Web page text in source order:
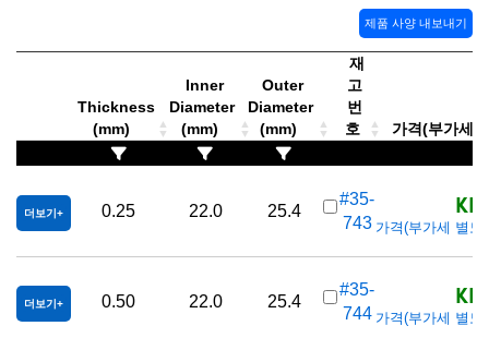
제품 사양 내보내기
Thickness
(mm)
Inner
Diameter
(mm)
Outer
Diameter
(mm)
재
고
번
호
가격(부가세
더보기 0.25 22.0 25.4
#35-
743 가격(부가세 별도
더보기 0.50 22.0 25.4
#35-
744 가격(부가세 별도